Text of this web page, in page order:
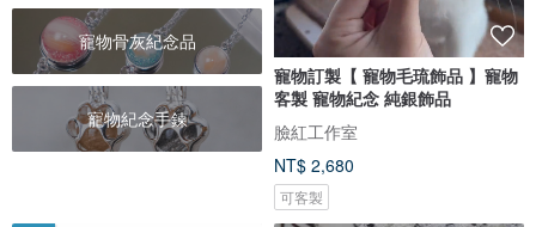
寵物骨灰紀念品
寵物紀念手鍊
寵物訂製【 寵物毛琉飾品 】寵物
客製 寵物紀念 純銀飾品
臉紅工作室
NT$ 2,680
可客製